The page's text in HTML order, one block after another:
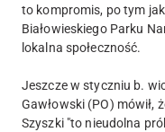
to kompromis, po tym
Białowieskiego Parku
lokalna społeczność.
Jeszcze w styczniu b.
Gawłowski (PO)
Szyszki "to nieudolna